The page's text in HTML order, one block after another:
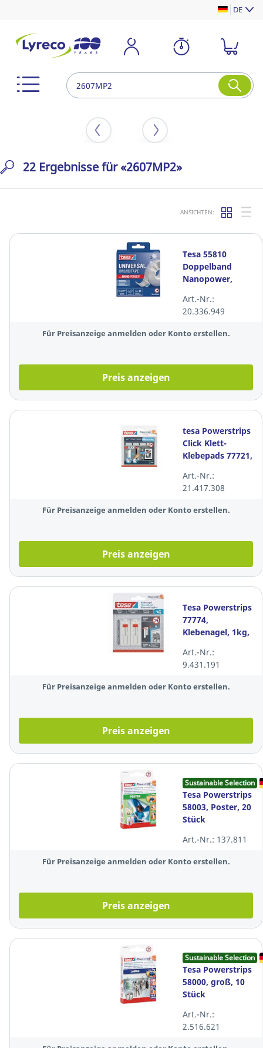
DE
22 Ergebnisse für «2607MP2»
ANSICHTEN:
Tesa 55810
Doppelband
Nanopower,
transparent
Art.-Nr.:
20.336.949
Für Preisanzeige anmelden oder Konto erstellen.
Preis anzeigen
tesa Powerstrips
Click Klett-
Klebepads 77721,
Art.-Nr.:
21.417.308
Für Preisanzeige anmelden oder Konto erstellen.
Preis anzeigen
Tesa Powerstrips
77774,
Klebenagel, 1kg,
Art.-Nr.:
9.431.191
Für Preisanzeige anmelden oder Konto erstellen.
Preis anzeigen
Sustainable Selection
Tesa Powerstrips
58003, Poster, 20
Stück
Art.-Nr.: 137.811
Für Preisanzeige anmelden oder Konto erstellen.
Preis anzeigen
Sustainable Selection
Tesa Powerstrips
58000, groß, 10
Stück
Art.-Nr.:
2.516.621